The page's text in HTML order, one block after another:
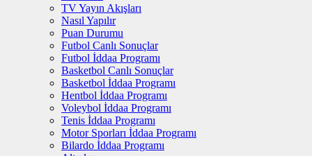
TV Yayın Akışları
Nasıl Yapılır
Puan Durumu
Futbol Canlı Sonuçlar
Futbol İddaa Programı
Basketbol Canlı Sonuçlar
Basketbol İddaa Programı
Hentbol İddaa Programı
Voleybol İddaa Programı
Tenis İddaa Programı
Motor Sporları İddaa Programı
Bilardo İddaa Programı